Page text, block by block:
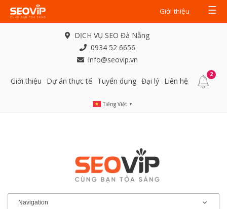
Giới thiệu ☰
DỊCH VỤ SEO Đà Nẵng
0934 52 6656
info@seovip.vn
Giới thiệu Dự án thực tế Tuyển dụng Đại lý Liên hệ
2
Tiếng Việt ▼